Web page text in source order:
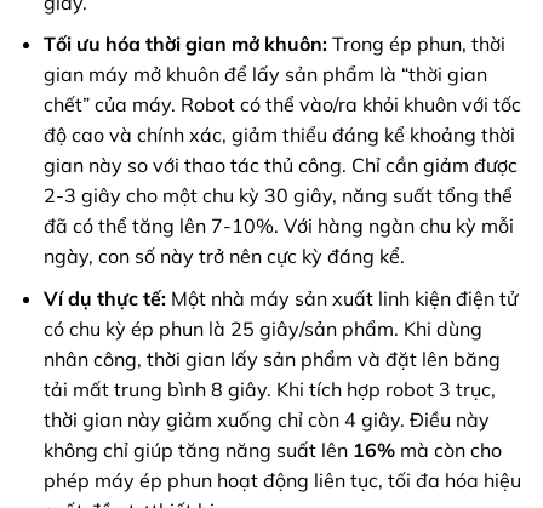
Tối ưu hóa thời gian mở khuôn:Trong ép phun, thời
gian máy mở khuôn để lấy sản phẩm là “thời gian
chết” của máy. Robot có thể vào/ra khỏi khuôn với tốc
độ cao và chính xác, giảm thiểu đáng kể khoảng thời
gian này so với thao tác thủ công. Chỉ cần giảm được
2-3 giây cho một chu kỳ 30 giây, năng suất tổng thể
đã có thể tăng lên 7-10%. Với hàng ngàn chu kỳ mỗi
ngày, con số này trở nên cực kỳ đáng kể.
Ví dụ thực tế:Một nhà máy sản xuất linh kiện điện tử
có chu kỳ ép phun là 25 giây/sản phẩm. Khi dùng
nhân công, thời gian lấy sản phẩm và đặt lên băng
tải mất trung bình 8 giây. Khi tích hợp robot 3 trục,
thời gian này giảm xuống chỉ còn 4 giây. Điều này
không chỉ giúp tăng năng suất lên 16%mà còn cho
phép máy ép phun hoạt động liên tục, tối đa hóa hiệu